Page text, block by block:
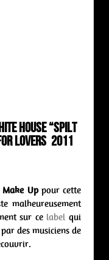
house “spilt
lovers 2011
Make Uppour cette
malheureusement
sur ce label qui
des musiciens de